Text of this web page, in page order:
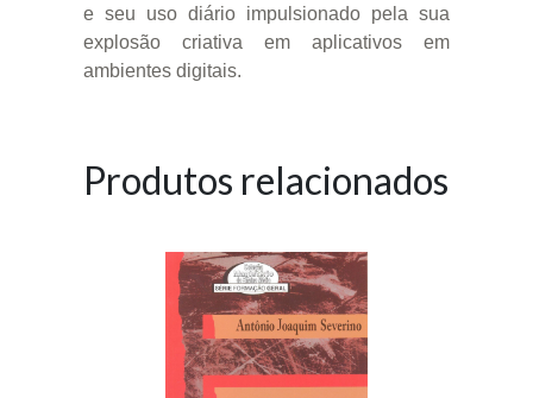
e seu uso diário impulsionado pela sua
explosão criativa em aplicativos em
ambientes digitais.
Produtos relacionados